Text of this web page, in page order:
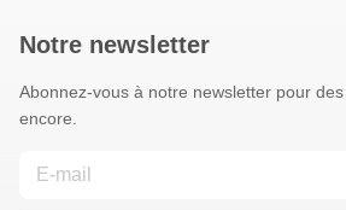
Notre newsletter
Abonnez-vous à notre newsletter pour
encore.